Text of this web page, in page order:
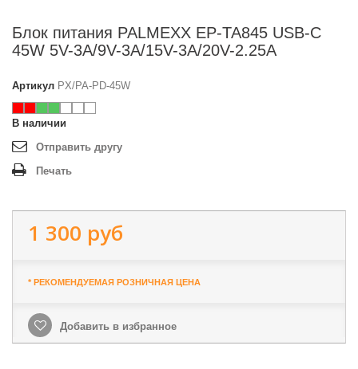
Блок питания PALMEXX EP-TA845 USB-C
45W 5V-3A/9V-3A/15V-3A/20V-2.25A
Артикул PX/PA-PD-45W
В наличии
Отправить другу
Печать
1 300 руб
* РЕКОМЕНДУЕМАЯ РОЗНИЧНАЯ ЦЕНА
Добавить в избранное